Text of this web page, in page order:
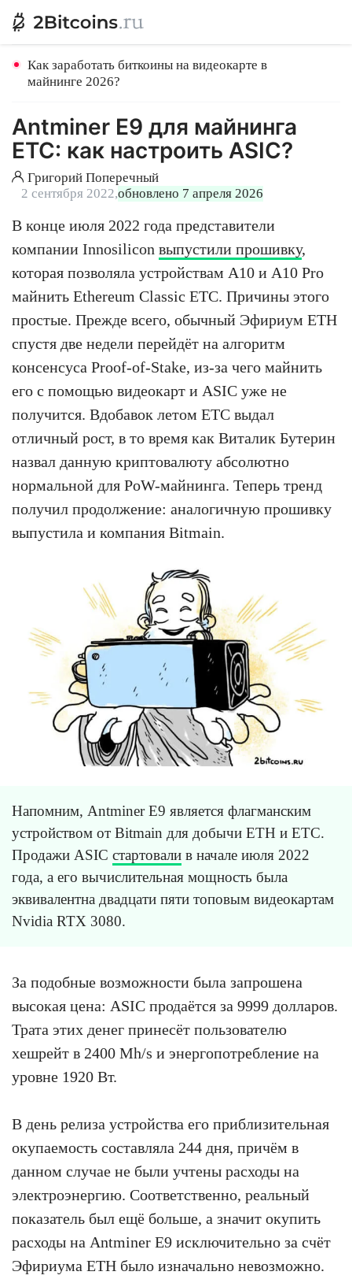
Как заработать биткоины на видеокарте в
майнинге 2026?
Antminer E9 для майнинга
ETC: как настроить ASIC?
Григорий Поперечный
2 сентября 2022,обновлено 7 апреля 2026
В конце июля 2022 года представители
компании Innosilicon выпустили прошивку,
которая позволяла устройствам A10 и A10 Pro
майнить Ethereum Classic ETC. Причины этого
простые. Прежде всего, обычный Эфириум ETH
спустя две недели перейдёт на алгоритм
консенсуса Proof-of-Stake, из-за чего майнить
его с помощью видеокарт и ASIC уже не
получится. Вдобавок летом ETC выдал
отличный рост, в то время как Виталик Бутерин
назвал данную криптовалюту абсолютно
нормальной для PoW-майнинга. Теперь тренд
получил продолжение: аналогичную прошивку
выпустила и компания Bitmain.
Напомним, Antminer E9 является флагманским
устройством от Bitmain для добычи ETH и ETC.
Продажи ASIC стартовали в начале июля 2022
года, а его вычислительная мощность была
эквивалентна двадцати пяти топовым видеокартам
Nvidia RTX 3080.
За подобные возможности была запрошена
высокая цена: ASIC продаётся за 9999 долларов.
Трата этих денег принесёт пользователю
хешрейт в 2400 Mh/s и энергопотребление на
уровне 1920 Вт.
В день релиза устройства его приблизительная
окупаемость составляла 244 дня, причём в
данном случае не были учтены расходы на
электроэнергию. Соответственно, реальный
показатель был ещё больше, а значит окупить
расходы на Antminer E9 исключительно за счёт
Эфириума ETH было изначально невозможно.